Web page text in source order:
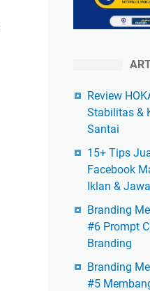
Review
Stabilitas &
Santai
15+ Tips
Facebook
Iklan &
Branding
#6 Prompt
Branding
Branding
#5